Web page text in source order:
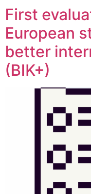
First
European
better
(BIK+)